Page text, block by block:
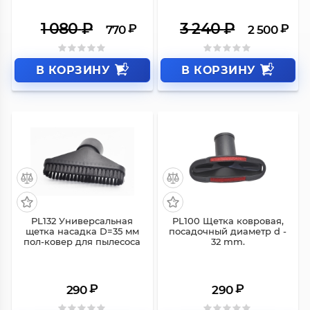
1 080₽ 770 ₽
В КОРЗИНУ
3 240₽ 2 500 ₽
В КОРЗИНУ
PL132 Универсальная
щетка насадка D=35 мм
пол-ковер для пылесоса
290 ₽
PL100 Щетка ковровая,
посадочный диаметр d -
32 mm.
290 ₽